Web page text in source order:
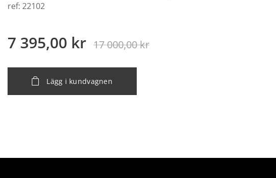
ref: 22102
7 395,00 kr 17 000,00kr
Lägg i kundvagnen